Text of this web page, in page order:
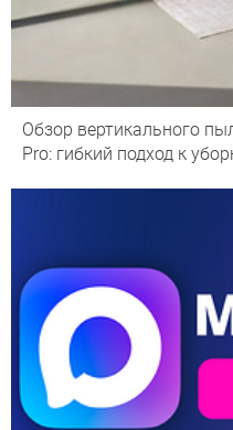
Обзор вертикального
Pro: гибкий подход к